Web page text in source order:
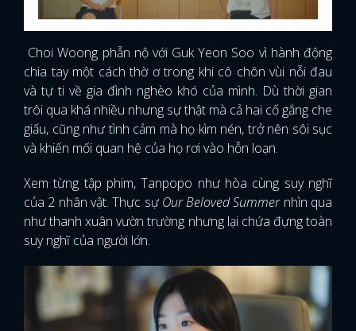
Choi Woong phẫn nộ với Guk Yeon Soo vì hành động
chia tay một cách thờ ơ trong khi cô chôn vùi nỗi đau
và tự ti về gia đình nghèo khó của mình. Dù thời gian
trôi qua khá nhiều nhưng sự thật mà cả hai cố gắng che
giấu, cũng như tình cảm mà họ kìm nén, trở nên sôi sục
và khiến mối quan hệ của họ rơi vào hỗn loạn.
Xem từng tập phim, Tanpopo như hòa cùng suy nghĩ
của 2 nhân vật. Thực sự Our Beloved Summernhìn qua
như thanh xuân vườn trường nhưng lại chứa đựng toàn
suy nghĩ của người lớn.